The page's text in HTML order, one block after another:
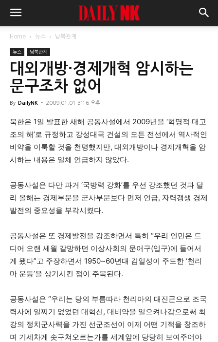
Home 뉴스 남북관계
뉴스 남북관계
대외개방·경제개혁 암시하는
문구조차 없어
By DailyNK - 2009.01.01 3:16 오후
북한은 1일 발표한 새해 공동사설에서 2009년을 ‘혁명적 대고
조의 해’로 규정하고 강성대국 건설의 모든 전선에서 역사적인
비약을 이룩할 것을 천명했지만, 대외개방이나 경제개혁을 암
시하는 내용은 일체 언급하지 않았다.
공동사설은 다만 과거 ‘국방력 강화’를 우선 강조했던 것과 달
리 올해는 경제부문을 군사부문보다 먼저 언급, 자력갱생 경제
발전의 중요성을 부각시켰다.
공동사설은 또 경제발전을 강조하면서 특히 “우리 인민은 드
디어 오랜 세월 갈망하던 이상사회의 문어구(입구)에 들어서
게 됐다”고 주장하면서 1950~60년대 김일성이 주도한 ‘천리
마 운동’을 상기시킨 점이 주목된다.
공동사설은 “우리는 당의 부름따라 천리마의 대진군으로 조국
력사에 일찌기 없었던 대혁신, 대비약을 일으켜나감으로써 최
강의 정치군사력을 가진 선군조선이 이제 어떤 기적을 창조하
며 기세차게 솟구쳐오르는가를 세계앞에 당당히 보여주어야